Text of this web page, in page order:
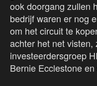
ook doorgang zullen
bedrijf waren er nog
om het circuit te
achter het net visten,
investeerdersgroep
Bernie Ecclestone